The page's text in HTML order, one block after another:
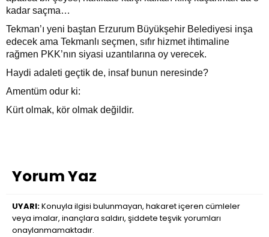
kadar saçma…
Tekman’ı yeni baştan Erzurum Büyükşehir Belediyesi inşa
edecek ama Tekmanlı seçmen, sıfır hizmet ihtimaline
rağmen PKK’nın siyasi uzantılarına oy verecek.
Haydi adaleti geçtik de, insaf bunun neresinde?
Amentüm odur ki:
Kürt olmak, kör olmak değildir.
Yorum Yaz
UYARI:Konuyla ilgisi bulunmayan, hakaret içeren cümleler
veya imalar, inançlara saldırı, şiddete teşvik yorumları
onaylanmamaktadır.